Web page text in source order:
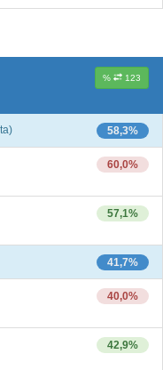
% 123
58,3%
60,0%
57,1%
41,7%
40,0%
42,9%